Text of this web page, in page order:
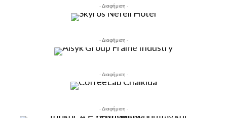
- Διαφήμιση -
- Διαφήμιση -
- Διαφήμιση -
- Διαφήμιση -